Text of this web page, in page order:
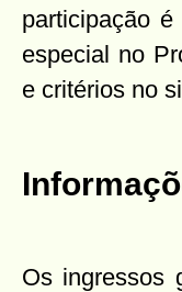
participação
especial no
e critérios no
Os ingressos